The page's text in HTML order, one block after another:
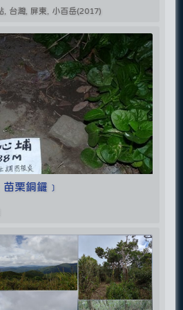
, 台灣, 屏東, 小百岳(2017)
栗銅鑼﹞